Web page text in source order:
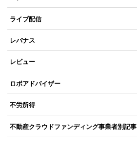
ライブ配信
レバナス
レビュー
ロボアドバイザー
不労所得
不動産クラウドファンディング事業者別記事